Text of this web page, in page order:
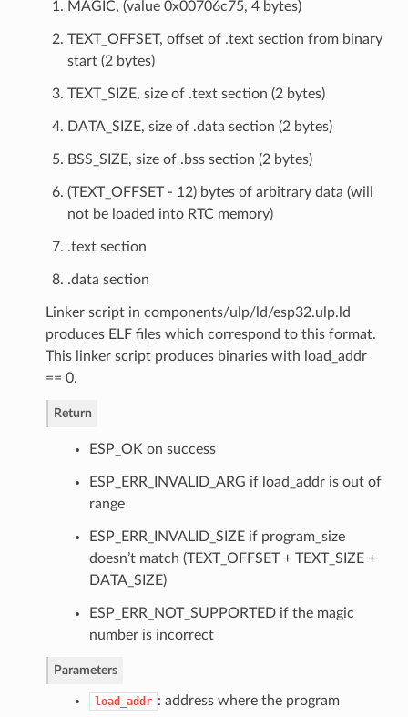
MAGIC, (value 0x00706c75, 4 bytes)
TEXT_OFFSET, offset of .text section from binary
start (2 bytes)
TEXT_SIZE, size of .text section (2 bytes)
DATA_SIZE, size of .data section (2 bytes)
BSS_SIZE, size of .bss section (2 bytes)
(TEXT_OFFSET - 12) bytes of arbitrary data (will
not be loaded into RTC memory)
.text section
.data section
Linker script in components/ulp/ld/esp32.ulp.ld
produces ELF files which correspond to this format.
This linker script produces binaries with load_addr
== 0.
Return
ESP_OK on success
ESP_ERR_INVALID_ARG if load_addr is out of
range
ESP_ERR_INVALID_SIZE if program_size
doesn’t match (TEXT_OFFSET + TEXT_SIZE +
DATA_SIZE)
ESP_ERR_NOT_SUPPORTED if the magic
number is incorrect
Parameters
load_addr : address where the program